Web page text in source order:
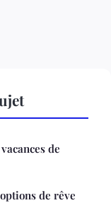
de
de rêve